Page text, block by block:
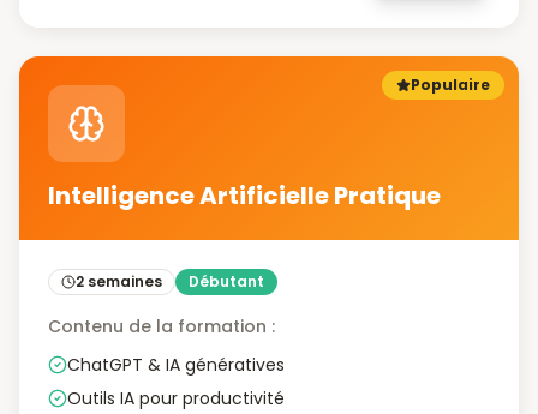
Populaire
Intelligence Artificielle Pratique
2 semaines Débutant
Contenu de la formation :
ChatGPT & IA génératives
Outils IA pour productivité